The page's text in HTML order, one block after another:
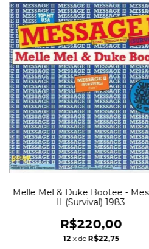
Melle Mel & Duke Bootee -
II (Survival) 1983
R$220,00
12 x de R$22,75